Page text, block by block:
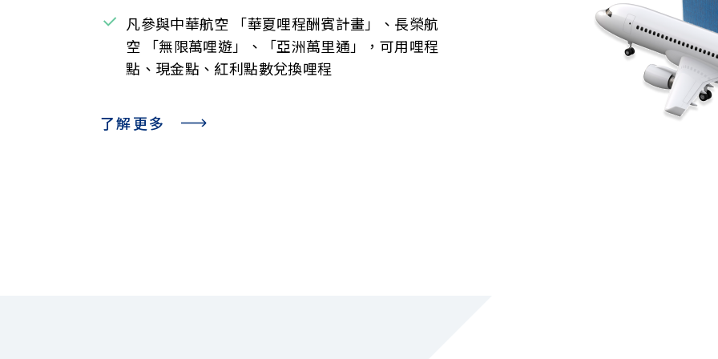
凡參與中華航空 「華夏哩程酬賓計畫」、長榮航
空 「無限萬哩遊」、「亞洲萬里通」，可用哩程
點、現金點、紅利點數兌換哩程
了解更多